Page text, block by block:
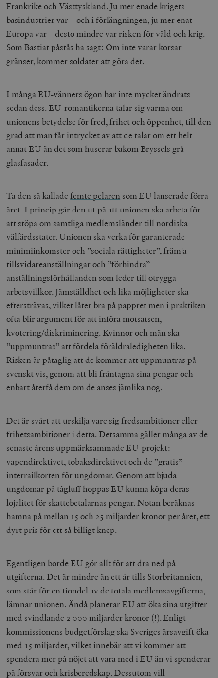
Frankrike och Västtyskland. Ju mer enade krigets
basindustrier var – och i förlängningen, ju mer enat
Europa var – desto mindre var risken för våld och krig.
Som Bastiat påstås ha sagt: Om inte varar korsar
gränser, kommer soldater att göra det.
I många EU-vänners ögon har inte mycket ändrats
sedan dess. EU-romantikerna talar sig varma om
unionens betydelse för fred, frihet och öppenhet, till den
grad att man får intrycket av att de talar om ett helt
annat EU än det som huserar bakom Bryssels grå
glasfasader.
Ta den så kalladefemte pelaren som EU lanserade förra
året. I princip går den ut på att unionen ska arbeta för
att stöpa om samtliga medlemsländer till nordiska
välfärdsstater. Unionen ska verka för garanterade
minimiinkomster och ”sociala rättigheter”, främja
tillsvidareanställningar och ”förhindra”
anställningsförhållanden som leder till otrygga
arbetsvillkor. Jämställdhet och lika möjligheter ska
eftersträvas, vilket låter bra på pappret men i praktiken
ofta blir argument för att införa motsatsen,
kvotering/diskriminering. Kvinnor och män ska
”uppmuntras” att fördela föräldraledigheten lika.
Risken är påtaglig att de kommer att uppmuntras på
svenskt vis, genom att bli fråntagna sina pengar och
enbart återfå dem om de anses jämlika nog.
Det är svårt att urskilja vare sig fredsambitioner eller
frihetsambitioner i detta. Detsamma gäller många av de
senaste årens uppmärksammade EU-projekt:
vapendirektivet, tobaksdirektivet och de ”gratis”
interrailkorten för ungdomar. Genom att bjuda
ungdomar på tågluff hoppas EU kunna köpa deras
lojalitet för skattebetalarnas pengar. Notan beräknas
hamna på mellan 15 och 25 miljarder kronor per året, ett
dyrt pris för ett så billigt knep.
Egentligen borde EU gör allt för att dra ned på
utgifterna. Det är mindre än ett år tills Storbritannien,
som står för en tiondel av de totala medlemsavgifterna,
lämnar unionen. Ändå planerar EU att öka sina utgifter
med svindlande 2 000 miljarder kronor (!). Enligt
kommissionens budgetförslag ska Sveriges årsavgift öka
med 15 miljarder, vilket innebär att vi kommer att
spendera mer på nöjet att vara med i EU än vi spenderar
på försvar och krisberedskap. Dessutom vill